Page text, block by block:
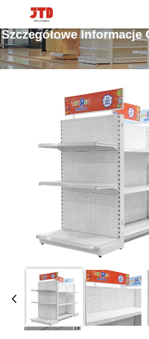
Szczegółowe Informacje